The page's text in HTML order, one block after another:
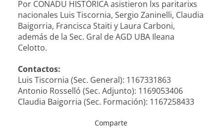
Por CONADU HISTÓRICA asistieron lxs paritarixs
nacionales Luis Tiscornia, Sergio Zaninelli, Claudia
Baigorria, Francisca Staiti y Laura Carboni,
además de la Sec. Gral de AGD UBA Ileana
Celotto.
Contactos:
Luis Tiscornia (Sec. General): 1167331863
Antonio Rosselló (Sec. Adjunto): 1169053406
Claudia Baigorria (Sec. Formación): 1167258433
Comparte